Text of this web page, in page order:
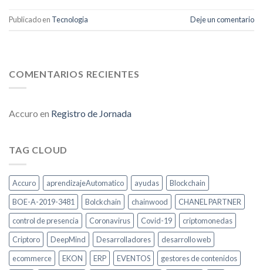
Publicado en Tecnologia Deje un comentario
COMENTARIOS RECIENTES
Accuro en Registro de Jornada
TAG CLOUD
Accuro aprendizajeAutomatico ayudas
Blockchain
BOE-A-2019-3481
Bolckchain chainwood
CHANEL PARTNER
control de presencia
Coronavirus Covid-19
criptomonedas
Criptoro
DeepMind Desarrolladores
desarrollo web
ecommerce
EKON ERP EVENTOS
gestores de contenidos